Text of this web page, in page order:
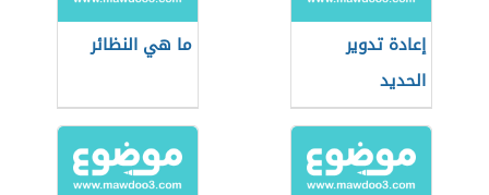
إعادة تدوير
الحديد
ما هي النظائر